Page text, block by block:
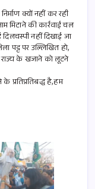
क्यों नहीं कर रही
मिटाने की कार्रवाई चल
नहीं दिखाई जा
पट्ट पर उल्लिखित हो,
राज्य के खजाने को लूटने
प्रतिप्रतिबद्ध है,हम